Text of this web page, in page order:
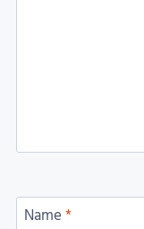
Name*